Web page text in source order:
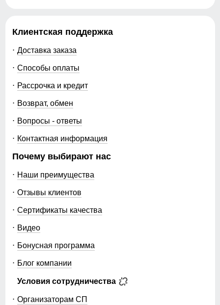
Клиентская поддержка
Доставка заказа
Способы оплаты
Рассрочка и кредит
Возврат, обмен
Вопросы - ответы
Контактная информация
Почему выбирают нас
Наши преимущества
Отзывы клиентов
Сертификаты качества
Видео
Бонусная программа
Блог компании
Условия сотрудничества
Организаторам СП